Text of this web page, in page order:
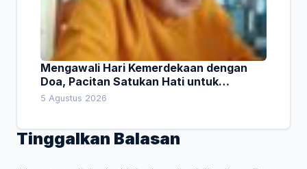
Mengawali Hari Kemerdekaan dengan
Doa, Pacitan Satukan Hati untuk
Indonesia
5 Agustus 2026
Tinggalkan Balasan